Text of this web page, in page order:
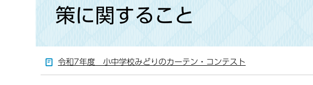
策に関すること
令和7年度 小中学校みどりのカーテン・コンテスト